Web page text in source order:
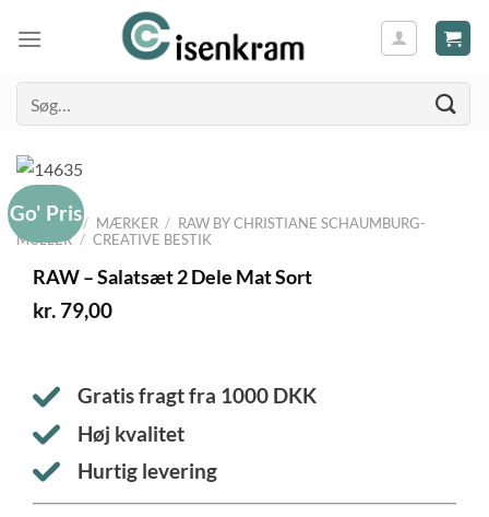
efter:
FORSIDE / MÆRKER / RAW BY CHRISTIANE SCHAUMBURG-
MÜLLER / CREATIVE BESTIK
Go' Pris
RAW – Salatsæt 2 Dele Mat Sort
kr. 79,00
Gratis fragt fra 1000 DKK
Høj kvalitet
Hurtig levering